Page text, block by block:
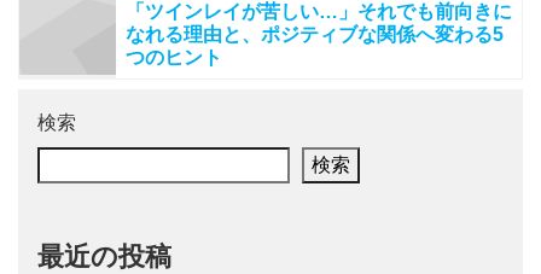
「ツインレイが苦しい…」それでも前向きに
なれる理由と、ポジティブな関係へ変わる5
つのヒント
検索
検索
最近の投稿